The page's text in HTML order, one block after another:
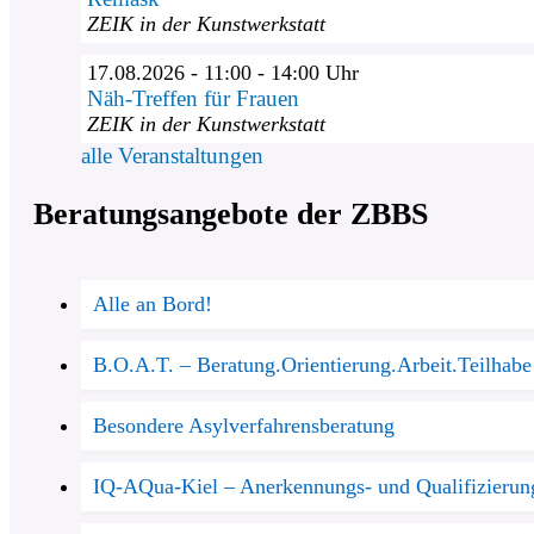
ZEIK in der Kunstwerkstatt
17.08.2026 - 11:00 - 14:00 Uhr
Näh-Treffen für Frauen
ZEIK in der Kunstwerkstatt
alle Veranstaltungen
Beratungsangebote der ZBBS
Alle an Bord!
B.O.A.T. – Beratung.Orientierung.Arbeit.Teilhabe
Besondere Asylverfahrensberatung
IQ-AQua-Kiel – Anerkennungs- und